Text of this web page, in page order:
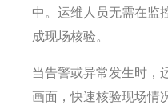
中。运维人员无需在监
成现场核验。
当告警或异常发生时，
画面，快速核验现场情